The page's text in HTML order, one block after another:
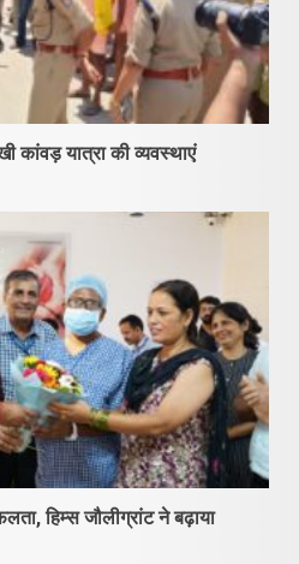
कांवड़ यात्रा की व्यवस्थाएं
हिम्स जौलीग्रांट ने बढ़ाया